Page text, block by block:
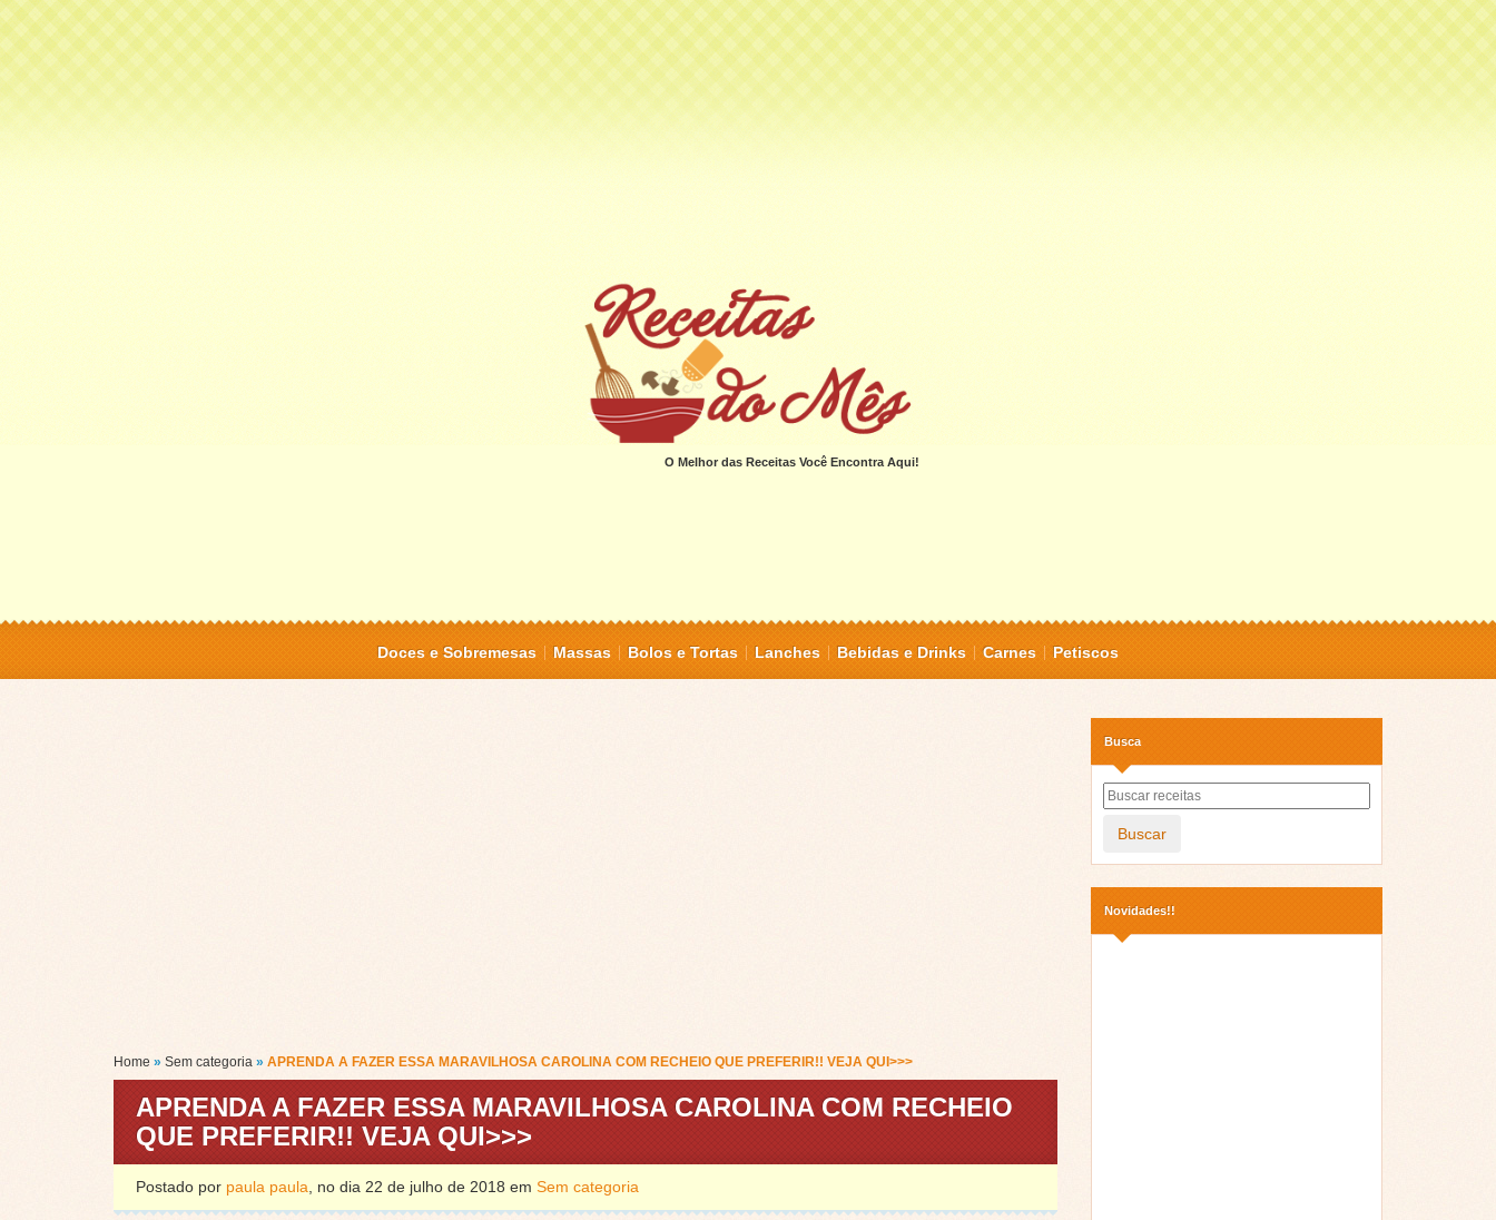
O Melhor das Receitas Você Encontra Aqui!
Doces e Sobremesas Massas Bolos e Tortas Lanches Bebidas e Drinks Carnes Petiscos
Home » Sem categoria » APRENDA A FAZER ESSA MARAVILHOSA CAROLINA COM RECHEIO QUE PREFERIR!! VEJA QUI>>>
APRENDA A FAZER ESSA MARAVILHOSA CAROLINA COM RECHEIO
QUE PREFERIR!! VEJA QUI>>>
Postado por paula paula, no dia 22 de julho de 2018 em Sem categoria
Busca
Buscar
Novidades!!